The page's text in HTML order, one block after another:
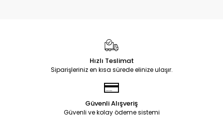
Hızlı Teslimat
Siparişleriniz en kısa sürede elinize ulaşır.
Güvenli Alışveriş
Güvenli ve kolay ödeme sistemi